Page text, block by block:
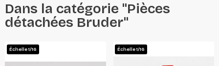
Dans la catégorie "Pièces
détachées Bruder"
Échelle 1/16 Échelle 1/16